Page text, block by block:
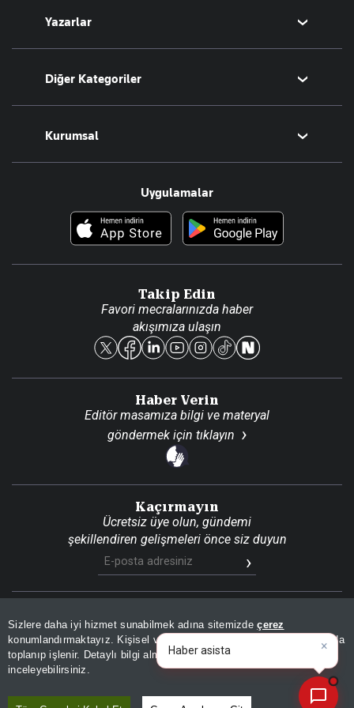
Sizlere daha iyi hizmet sunabilmek adına sitemizdeçerez
konumlandırmaktayız. Kişisel verileriniz, KVKK ve GDPR kapsamında
toplanıp işlenir. Detaylı bilgi almak içinAydınlatma Metnimizi
inceleyebilirsiniz.
Tarih
Sesli Yayınlar
Yazarlar
Bugünün Yazarları
Tüm Yazarlar
Diğer Kategoriler
Magazin
Teknoloji
Resmî Ilanlar
Foto Haber
Kurumsal
Hakkımızda
Künye
Reklam Ver
Uygulamalar
Takip Edin
Favori mecralarınızda haber
akışımıza ulaşın
Haber Verin
Editör masamıza bilgi ve materyal
göndermek için tıklayın
Kaçırmayın
Ücretsiz üye olun, gündemi
şekillendiren gelişmeleri önce siz duyun
© 2026 İhlas Medya Grubu. Tüm Hakları Saklıdır
Son DakikaSite HaritasıRSSKVKK Aydınlatma Metni
Gizlilik PolitikasıÇerez Politikası
×